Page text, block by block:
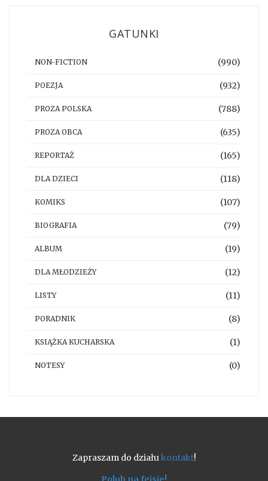
GATUNKI
NON-FICTION (990)
POEZJA (932)
PROZA POLSKA (788)
PROZA OBCA (635)
REPORTAŻ (165)
DLA DZIECI (118)
KOMIKS (107)
BIOGRAFIA (79)
ALBUM (19)
DLA MŁODZIEŻY (12)
LISTY (11)
PORADNIK (8)
KSIĄŻKA KUCHARSKA (1)
NOTESY (0)
Zapraszam do działukontakt!